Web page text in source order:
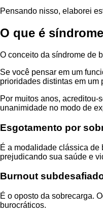
Pensando nisso, elaborei
O que é
O conceito da síndrome de
Se você pensar em um
prioridades distintas em um
Por muitos anos,
unanimidade no modo de
Esgotamento por
É a modalidade clássica de
prejudicando sua saúde e
Burnout
É o oposto da sobrecarga.
burocráticos.